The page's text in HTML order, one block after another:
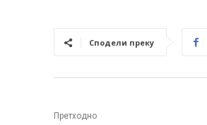
Сподели преку
Претходно